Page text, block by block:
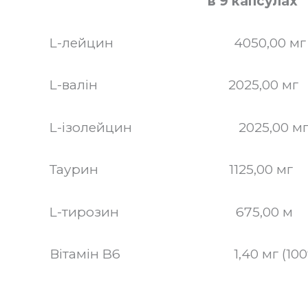
L-лейцин 4050,00 мг
L-валін 2025,00 мг
L-ізолейцин 2025,00
Таурин 1125,00 мг
L-тирозин 675,00 м
Вітамін B6 1,40 мг